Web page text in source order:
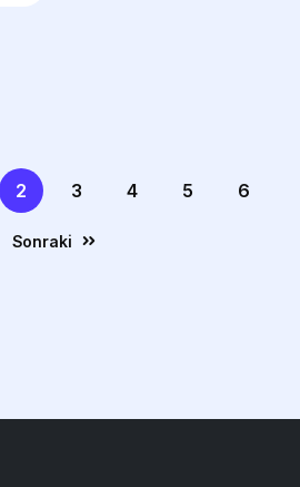
2 3 4 5 6
Sonraki